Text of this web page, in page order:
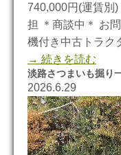
740,000円(運賃別
担 ＊商談中＊ お
機付き中古トラ
→ 続きを読む
淡路さつまいも掘り
2026.6.29